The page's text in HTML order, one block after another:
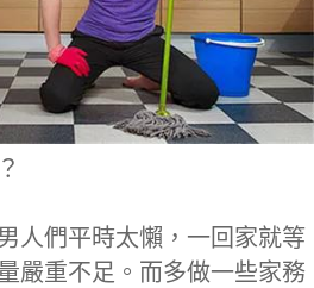
人們平時太懶，一回家就等
嚴重不足。而多做一些家務